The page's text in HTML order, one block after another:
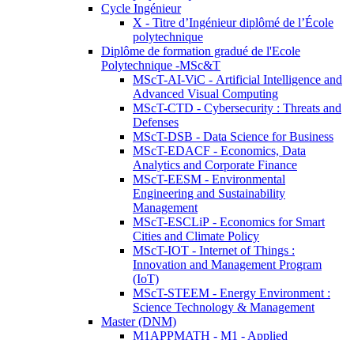
Cycle Ingénieur
X - Titre d’Ingénieur diplômé de l’École
polytechnique
Diplôme de formation gradué de l'Ecole
Polytechnique -MSc&T
MScT-AI-ViC - Artificial Intelligence and
Advanced Visual Computing
MScT-CTD - Cybersecurity : Threats and
Defenses
MScT-DSB - Data Science for Business
MScT-EDACF - Economics, Data
Analytics and Corporate Finance
MScT-EESM - Environmental
Engineering and Sustainability
Management
MScT-ESCLiP - Economics for Smart
Cities and Climate Policy
MScT-IOT - Internet of Things :
Innovation and Management Program
(IoT)
MScT-STEEM - Energy Environment :
Science Technology & Management
Master (DNM)
M1APPMATH - M1 - Applied